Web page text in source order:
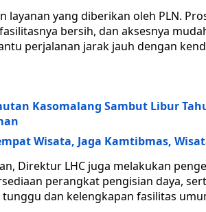
layanan yang diberikan oleh PLN.
bersih, dan aksesnya
perjalanan jarak jauh dengan
Kasomalang Sambut Libur
Wisata, Jaga Kamtibmas,
Direktur LHC juga melakukan
perangkat pengisian daya,
dan kelengkapan fasilitas